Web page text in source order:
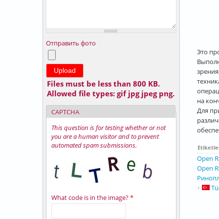
Это
на
Для
Open
Open
Отправить фото
Files must be less than800 KB.
Allowed file types:gif jpg jpeg png.
CAPTCHA
This question is for testing whether or not
you are a human visitor and to prevent
automated spam submissions.
What code is in the image?*